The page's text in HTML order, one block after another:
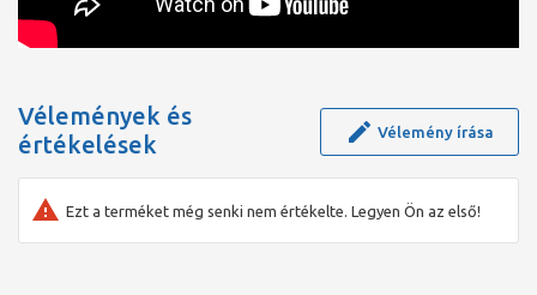
Vélemények és
értékelések
Vélemény írása
Ezt a terméket még senki nem értékelte. Legyen Ön az első!